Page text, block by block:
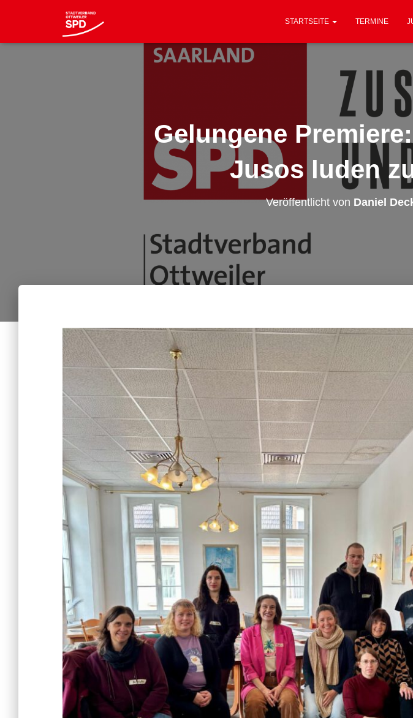
STARTSEITE TERMINE
Gelungene
Jusos luden
Veröffentlicht von Daniel